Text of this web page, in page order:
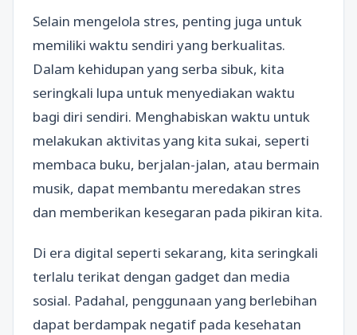
Selain mengelola stres, penting juga untuk
memiliki waktu sendiri yang berkualitas.
Dalam kehidupan yang serba sibuk, kita
seringkali lupa untuk menyediakan waktu
bagi diri sendiri. Menghabiskan waktu untuk
melakukan aktivitas yang kita sukai, seperti
membaca buku, berjalan-jalan, atau bermain
musik, dapat membantu meredakan stres
dan memberikan kesegaran pada pikiran kita.
Di era digital seperti sekarang, kita seringkali
terlalu terikat dengan gadget dan media
sosial. Padahal, penggunaan yang berlebihan
dapat berdampak negatif pada kesehatan